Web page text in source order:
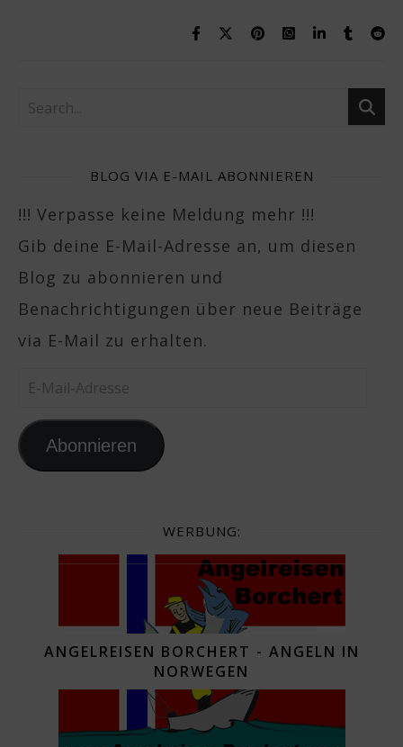
BLOG VIA E-MAIL ABONNIEREN
!!! Verpasse keine Meldung mehr !!!
Gib deine E-Mail-Adresse an, um diesen
Blog zu abonnieren und
Benachrichtigungen über neue Beiträge
via E-Mail zu erhalten.
E-Mail-Adresse
Abonnieren
WERBUNG:
ANGELREISEN BORCHERT - ANGELN IN
NORWEGEN